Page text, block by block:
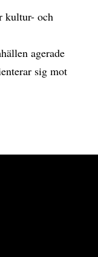
kultur- och
agerade
sig mot